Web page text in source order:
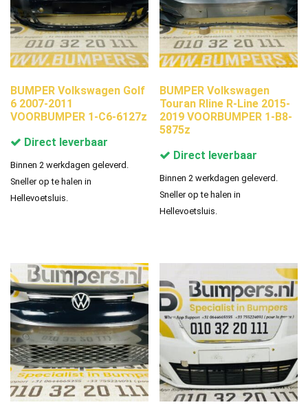
BUMPER Volkswagen Golf
6 2007-2011
VOORBUMPER 1-C6-6127z
Direct leverbaar
Binnen 2 werkdagen geleverd.
Sneller op te halen in
Hellevoetsluis.
BUMPER Volkswagen
Touran Rline R-Line 2015-
2019 VOORBUMPER 1-B8-
5875z
Direct leverbaar
Binnen 2 werkdagen geleverd.
Sneller op te halen in
Hellevoetsluis.